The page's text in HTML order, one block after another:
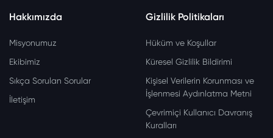
Hakkımızda
Misyonumuz
Ekibimiz
Sıkça Sorulan Sorular
İletişim
Gizlilik Politikaları
Hüküm ve Koşullar
Küresel Gizlilik Bildirimi
Kişisel Verilerin Korunması ve
İşlenmesi Aydınlatma Metni
Çevrimiçi Kullanıcı Davranış
Kuralları